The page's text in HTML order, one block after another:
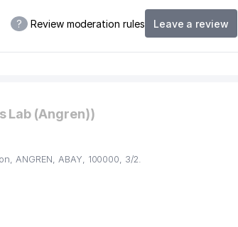
? Review moderation rules Leave a review
Lab (Angren))
ANGREN, ABAY, 100000, 3/2.